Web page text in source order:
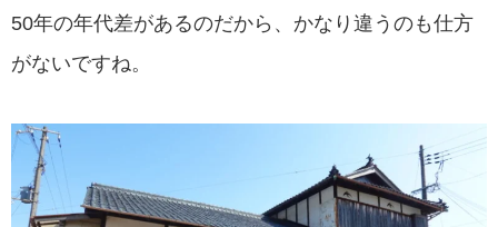
50年の年代差があるのだから、かなり違うのも仕方
がないですね。